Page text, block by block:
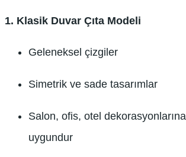
1. Klasik Duvar Çıta Modeli
Geleneksel çizgiler
Simetrik ve sade tasarımlar
Salon, ofis, otel dekorasyonlarına
uygundur